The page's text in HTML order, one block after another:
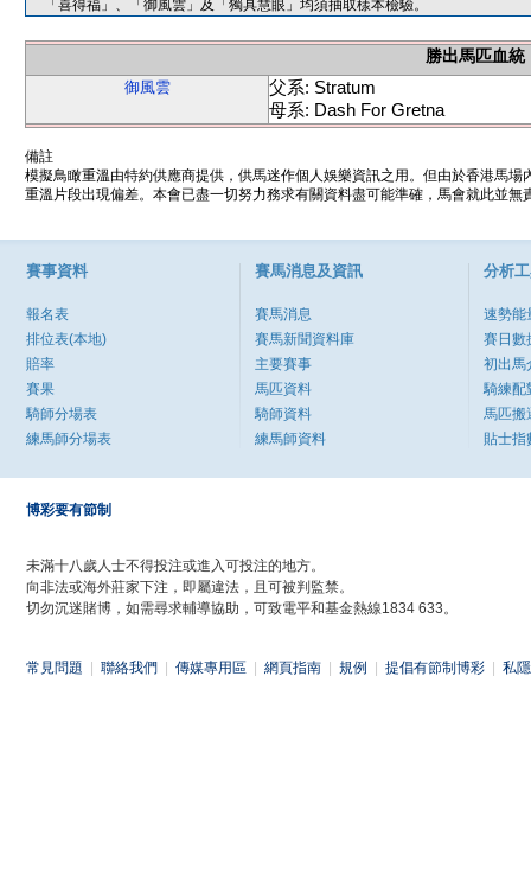
「喜得福」、「御風雲」及「獨具慧眼」均須抽取樣本檢驗。
勝出馬匹血統
御風雲
父系: Stratum
母系: Dash For Gretna
備註
模擬鳥瞰重溫由特約供應商提供，供馬迷作個人娛樂資訊之用。但由於香港馬
重溫片段出現偏差。本會已盡一切努力務求有關資料盡可能準確，馬會就此並
賽事資料
報名表
排位表(本地)
賠率
賽果
騎師分場表
練馬師分場表
賽馬消息及資訊
賽馬消息
賽馬新聞資料庫
主要賽事
馬匹資料
騎師資料
練馬師資料
分析
速勢能
賽日數
初出馬
騎練配
馬匹搬
貼士指
博彩要有節制
未滿十八歲人士不得投注或進入可投注的地方。
向非法或海外莊家下注，即屬違法，且可被判監禁。
切勿沉迷賭博，如需尋求輔導協助，可致電平和基金熱線1834 633。
常見問題 聯絡我們 傳媒專用區 網頁指南 規例 提倡有節制博彩 私